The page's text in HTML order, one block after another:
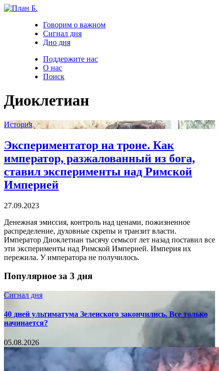
Говорим о важном
Сигнал дня
Дно дня
Поддержите нас
О нас
Поиск
Диоклетиан
История
Экспериментатор на троне. Как
император, разжалованный из бога,
ставил эксперименты над Римской
Империей
27.09.2023
Денежная эмиссия, контроль над ценами, пожизненное
распределение, духовные скрепы и транзит власти.
Император Диоклетиан тысячу семьсот лет назад поставил все
эти эксперименты над Римской Империей. Империя их
пережила. У императора не получилось.
Популярное за 3 дня
Сигнал дня
40 дней ультиматума Зеленского закончились. Все только
начинается?
05.08.2026